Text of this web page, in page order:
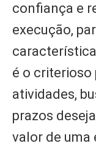
confiança e
execução,
é o criterioso
atividades,
prazos
valor de uma